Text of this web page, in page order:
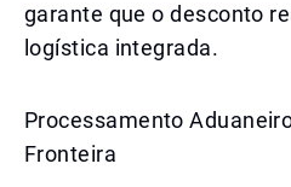
garante que o desconto
logística integrada.
Processamento
Fronteira